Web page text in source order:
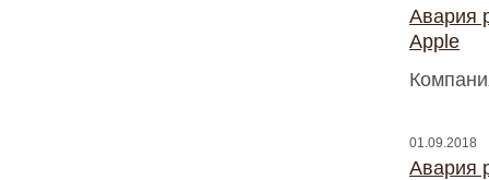
Авария
Apple
01.09.2018
Авария